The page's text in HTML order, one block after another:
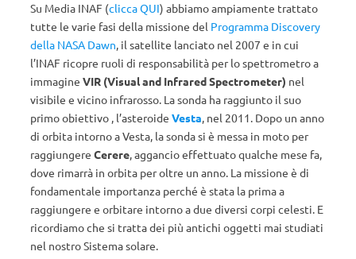
Su Media INAF (clicca QUI) abbiamo ampiamente trattato
tutte le varie fasi della missione del Programma Discovery
della NASA Dawn, il satellite lanciato nel 2007 e in cui
l’INAF ricopre ruoli di responsabilità per lo spettrometro a
immagine VIR (Visual and Infrared Spectrometer) nel
visibile e vicino infrarosso. La sonda ha raggiunto il suo
primo obiettivo , l’asteroide Vesta, nel 2011. Dopo un anno
di orbita intorno a Vesta, la sonda si è messa in moto per
raggiungere Cerere, aggancio effettuato qualche mese fa,
dove rimarrà in orbita per oltre un anno. La missione è di
fondamentale importanza perché è stata la prima a
raggiungere e orbitare intorno a due diversi corpi celesti. E
ricordiamo che si tratta dei più antichi oggetti mai studiati
nel nostro Sistema solare.